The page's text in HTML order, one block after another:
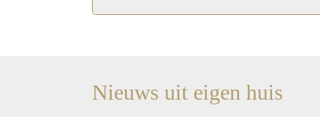
Nieuws uit eigen huis